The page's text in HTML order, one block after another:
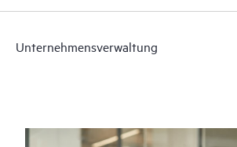
Unternehmensverwaltung